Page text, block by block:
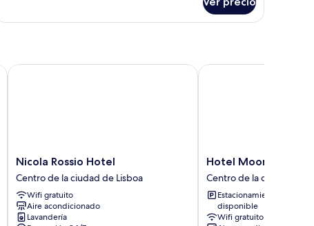
Nicola
Rossio
Hotel
Centro
de
la
Nicola Rossio Hotel
Centro de la ciudad de Lisboa
Wifi gratuito
Aire acondicionado
Lavandería
Nicola Rossio Hotel
Hotel
Moon
&
Sun
Lisboa
Centro
Hotel Moon & Sun
Centro de la ciudad de
Estacionamiento
disponible
Wifi gratuito
Hotel Moon & Sun